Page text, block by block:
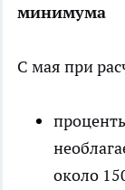
минимума
С мая при
около